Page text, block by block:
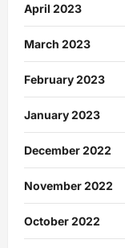
April 2023
March 2023
February 2023
January 2023
December 2022
November 2022
October 2022